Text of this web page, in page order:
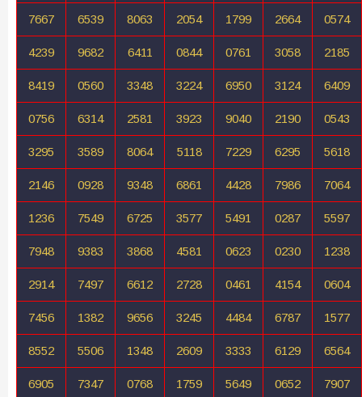
7667 6539 8063 2054 1799 2664 0574
4239 9682 6411 0844 0761 3058 2185
8419 0560 3348 3224 6950 3124 6409
0756 6314 2581 3923 9040 2190 0543
3295 3589 8064 5118 7229 6295 5618
2146 0928 9348 6861 4428 7986 7064
1236 7549 6725 3577 5491 0287 5597
7948 9383 3868 4581 0623 0230 1238
2914 7497 6612 2728 0461 4154 0604
7456 1382 9656 3245 4484 6787 1577
8552 5506 1348 2609 3333 6129 6564
6905 7347 0768 1759 5649 0652 7907